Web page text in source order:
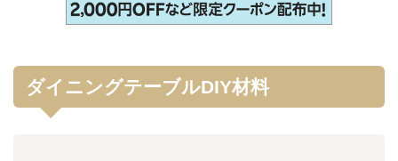
ダイニングテーブルDIY材料